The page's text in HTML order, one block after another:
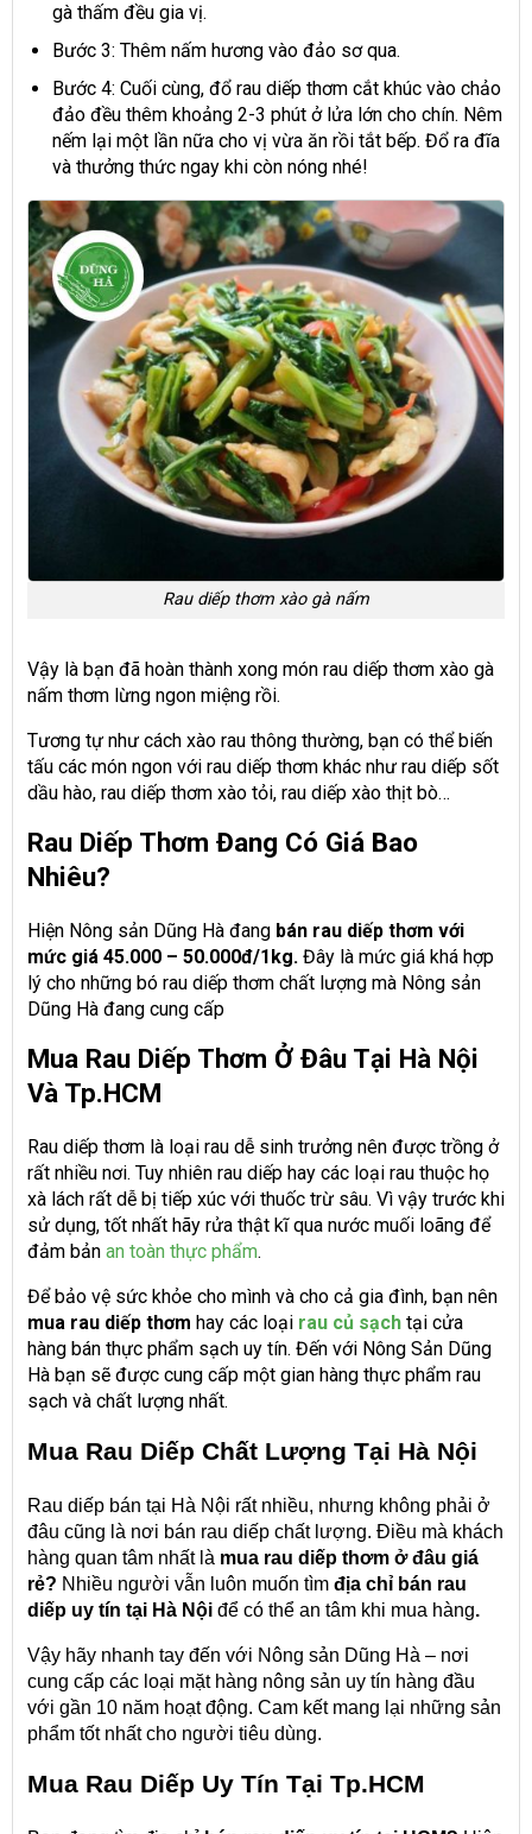
gà thấm đều gia vị.
Bước 3: Thêm nấm hương vào đảo sơ qua.
Bước 4: Cuối cùng, đổ rau diếp thơm cắt khúc vào chảo
đảo đều thêm khoảng 2-3 phút ở lửa lớn cho chín. Nêm
nếm lại một lần nữa cho vị vừa ăn rồi tắt bếp. Đổ ra đĩa
và thưởng thức ngay khi còn nóng nhé!
Rau diếp thơm xào gà nấm
Vậy là bạn đã hoàn thành xong món rau diếp thơm xào gà
nấm thơm lừng ngon miệng rồi.
Tương tự như cách xào rau thông thường, bạn có thể biến
tấu các món ngon với rau diếp thơm khác như rau diếp sốt
dầu hào, rau diếp thơm xào tỏi, rau diếp xào thịt bò…
Rau Diếp Thơm Đang Có Giá Bao
Nhiêu?
Hiện Nông sản Dũng Hà đang bán rau diếp thơm với
mức giá 45.000 – 50.000đ/1kg. Đây là mức giá khá hợp
lý cho những bó rau diếp thơm chất lượng mà Nông sản
Dũng Hà đang cung cấp
Mua Rau Diếp Thơm Ở Đâu Tại Hà Nội
Và Tp.HCM
Rau diếp thơm là loại rau dễ sinh trưởng nên được trồng ở
rất nhiều nơi. Tuy nhiên rau diếp hay các loại rau thuộc họ
xà lách rất dễ bị tiếp xúc với thuốc trừ sâu. Vì vậy trước khi
sử dụng, tốt nhất hãy rửa thật kĩ qua nước muối loãng để
đảm bản an toàn thực phẩm.
Để bảo vệ sức khỏe cho mình và cho cả gia đình, bạn nên
mua rau diếp thơm hay các loại rau củ sạch tại cửa
hàng bán thực phẩm sạch uy tín. Đến với Nông Sản Dũng
Hà bạn sẽ được cung cấp một gian hàng thực phẩm rau
sạch và chất lượng nhất.
Mua Rau Diếp Chất Lượng Tại Hà Nội
Rau diếp bán tại Hà Nội rất nhiều, nhưng không phải ở
đâu cũng là nơi bán rau diếp chất lượng. Điều mà khách
hàng quan tâm nhất là mua rau diếp thơm ở đâu giá
rẻ? Nhiều người vẫn luôn muốn tìm địa chỉ bán rau
diếp uy tín tại Hà Nội để có thể an tâm khi mua hàng.
Vậy hãy nhanh tay đến với Nông sản Dũng Hà – nơi
cung cấp các loại mặt hàng nông sản uy tín hàng đầu
với gần 10 năm hoạt động. Cam kết mang lại những sản
phẩm tốt nhất cho người tiêu dùng.
Mua Rau Diếp Uy Tín Tại Tp.HCM